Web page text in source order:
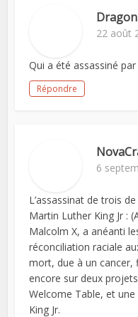
22 août
Qui a été assassiné
Répondre
6
L’assassinat de trois
Martin Luther King Jr :
Malcolm X, a anéanti
réconciliation raciale
mort, due à un cancer,
encore sur deux
Welcome Table, et
King Jr.